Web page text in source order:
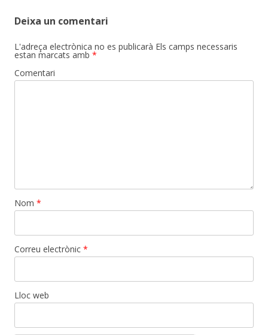
Deixa un comentari
L'adreça electrònica no es publicarà Els camps necessaris
estan marcats amb *
Comentari
Nom *
Correu electrònic *
Lloc web